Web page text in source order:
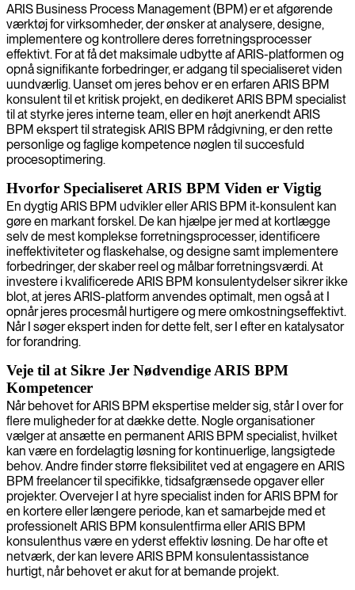
ARIS Business Process Management (BPM) er et afgørende
værktøj for virksomheder, der ønsker at analysere, designe,
implementere og kontrollere deres forretningsprocesser
effektivt. For at få det maksimale udbytte af ARIS-platformen og
opnå signifikante forbedringer, er adgang til specialiseret viden
uundværlig. Uanset om jeres behov er en erfaren ARIS BPM
konsulent til et kritisk projekt, en dedikeret ARIS BPM specialist
til at styrke jeres interne team, eller en højt anerkendt ARIS
BPM ekspert til strategisk ARIS BPM rådgivning, er den rette
personlige og faglige kompetence nøglen til succesfuld
procesoptimering.
Hvorfor Specialiseret ARIS BPM Viden er Vigtig
En dygtig ARIS BPM udvikler eller ARIS BPM it-konsulent kan
gøre en markant forskel. De kan hjælpe jer med at kortlægge
selv de mest komplekse forretningsprocesser, identificere
ineffektiviteter og flaskehalse, og designe samt implementere
forbedringer, der skaber reel og målbar forretningsværdi. At
investere i kvalificerede ARIS BPM konsulentydelser sikrer ikke
blot, at jeres ARIS-platform anvendes optimalt, men også at I
opnår jeres procesmål hurtigere og mere omkostningseffektivt.
Når I søger ekspert inden for dette felt, ser I efter en katalysator
for forandring.
Veje til at Sikre Jer Nødvendige ARIS BPM
Kompetencer
Når behovet for ARIS BPM ekspertise melder sig, står I over for
flere muligheder for at dække dette. Nogle organisationer
vælger at ansætte en permanent ARIS BPM specialist, hvilket
kan være en fordelagtig løsning for kontinuerlige, langsigtede
behov. Andre finder større fleksibilitet ved at engagere en ARIS
BPM freelancer til specifikke, tidsafgrænsede opgaver eller
projekter. Overvejer I at hyre specialist inden for ARIS BPM for
en kortere eller længere periode, kan et samarbejde med et
professionelt ARIS BPM konsulentfirma eller ARIS BPM
konsulenthus være en yderst effektiv løsning. De har ofte et
netværk, der kan levere ARIS BPM konsulentassistance
hurtigt, når behovet er akut for at bemande projekt.